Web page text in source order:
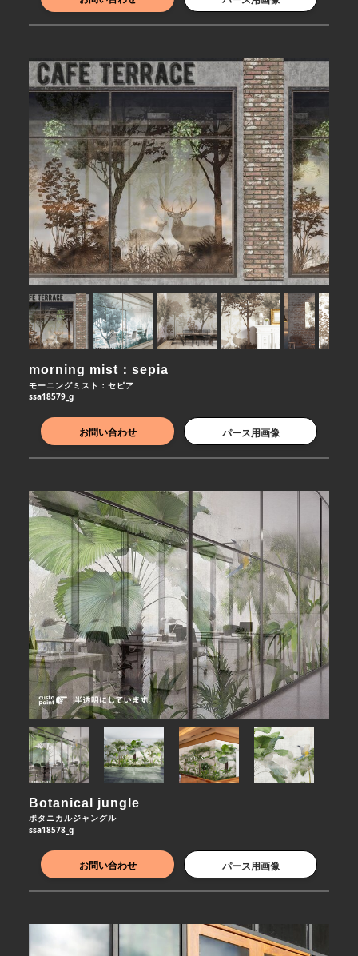
morning mist：sepia
モーニングミスト：セピア
ssa18579_g
お問い合わせ パース用画像
Botanical jungle
ボタニカルジャングル
ssa18578_g
お問い合わせ パース用画像